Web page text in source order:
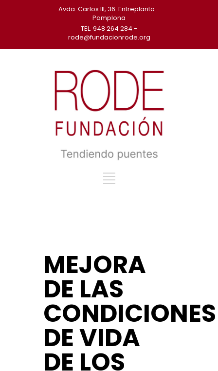
Avda. Carlos III, 36. Entreplanta -
Pamplona
TEL. 948 264 284 -
rode@fundacionrode.org
MEJORA
DE LAS
CONDICIONES
DE VIDA
DE LOS